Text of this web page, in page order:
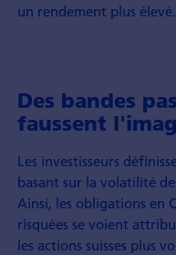
un rendement plus élevé.
Des bandes
faussent
Les investisseurs
basant sur la volatilité
Ainsi, les obligations en
risquées se voient
les actions suisses plus